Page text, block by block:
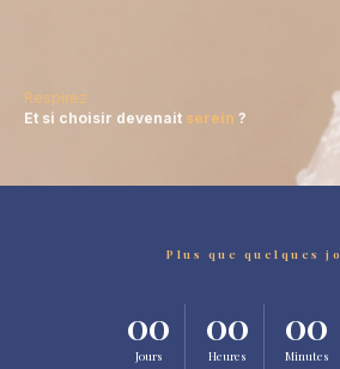
Respirez
Et si choisir devenait serein ?
Plus que quelques
00
Jours
00
Heures
00
Minutes